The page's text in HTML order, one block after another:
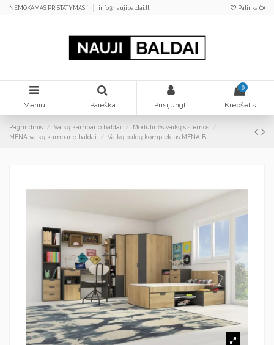
NEMOKAMAS PRISTATYMAS * info@naujibaldai.lt Patinka (0)
Meniu Paieška Prisijungti
0
Krepšelis
Pagrindinis Vaikų kambario baldai
Modulinės vaikų sistemos
MENA vaikų kambario baldai
Vaikų baldų komplektas MENA B